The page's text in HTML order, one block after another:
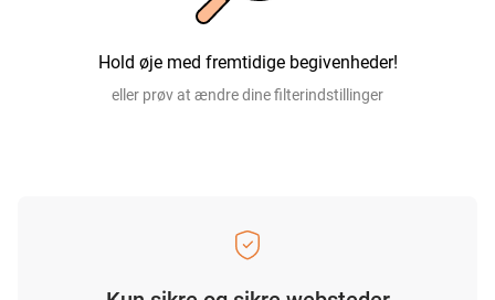
Hold øje med fremtidige begivenheder!
eller prøv at ændre dine filterindstillinger